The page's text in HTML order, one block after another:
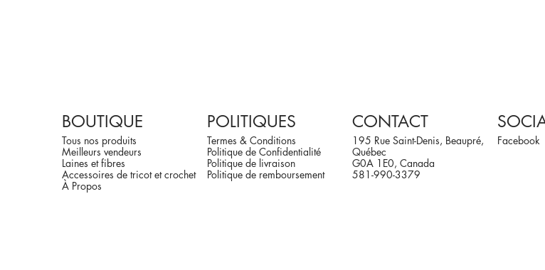
BOUTIQUE
Tous nos produits
Meilleurs vendeurs
Laines et fibres
Accessoires de tricot et crochet
À Propos
POLITIQUES
Termes & Conditions
Politique de Confidentialité
Politique de livraison
Politique de remboursement
CONTACT
195 Rue Saint-Denis, Beaupré,
Québec
G0A 1E0, Canada
581-990-3379
Facebook